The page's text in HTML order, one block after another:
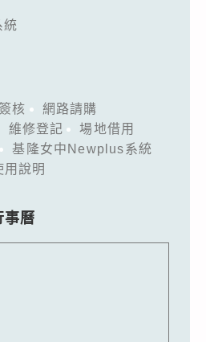
統
核
網路請購
維修登記
場地借用
基隆女中Newplus系統
說明
事曆